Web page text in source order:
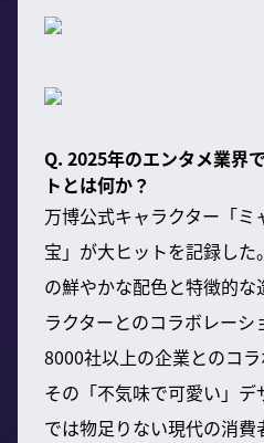
Q. 2025年のエンタメ業界
トとは何か？
万博公式キャラクター「
宝」が大ヒットを記録し
の鮮やかな配色と特徴的
ラクターとのコラボレーシ
8000社以上の企業とのコラ
その「不気味で可愛い」
では物足りない現代の消